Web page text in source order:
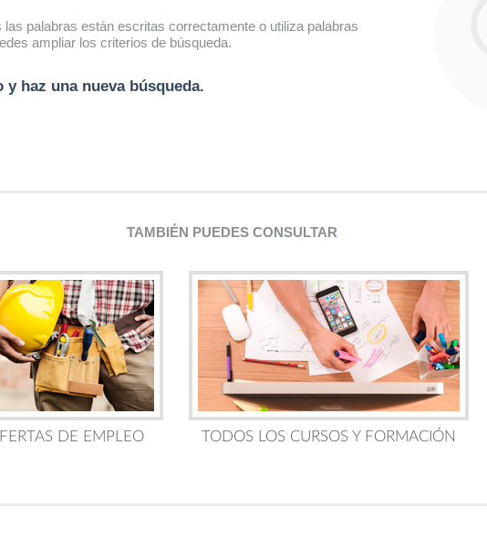
las palabras están escritas correctamente o utiliza palabras
ampliar los criterios de búsqueda.
y haz una nueva búsqueda.
TAMBIÉN PUEDES CONSULTAR
DE EMPLEO TODOS LOS CURSOS Y FORMACIÓN